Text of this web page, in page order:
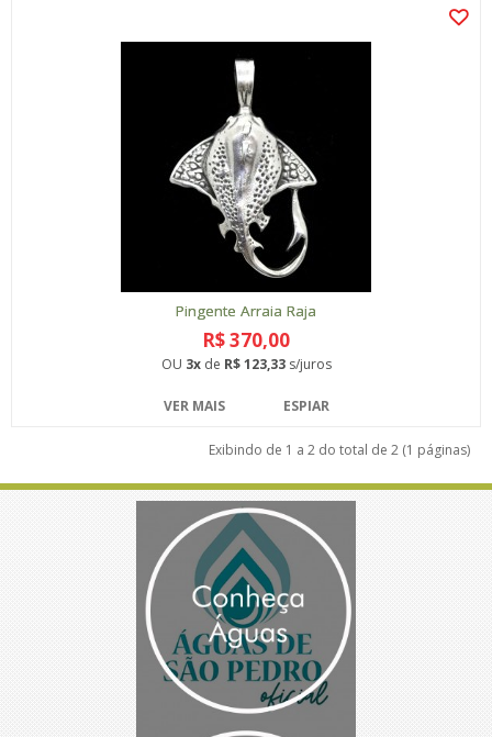
Pingente Arraia Raja
R$ 370,00
OU 3xde R$ 123,33s/juros
VER MAIS ESPIAR
Exibindo de 1 a 2 do total de 2 (1 páginas)